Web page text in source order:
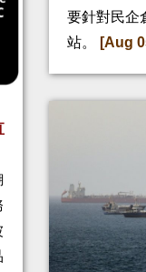
要針對民企
站。
[Aug